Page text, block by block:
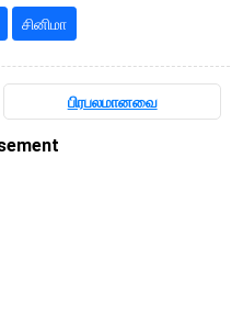
சினிமா
பிரபலமானவை